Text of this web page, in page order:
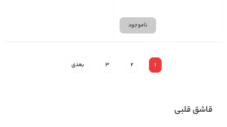
ناموجود
1
2
3 بعدی
قاشق قلبی